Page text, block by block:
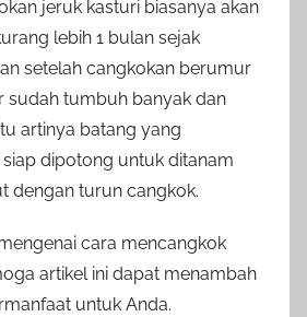
jeruk kasturi biasanya akan
lebih 1 bulan sejak
setelah cangkokan berumur
sudah tumbuh banyak dan
artinya batang yang
dipotong untuk ditanam
dengan turun cangkok.
cara mencangkok
artikel ini dapat menambah
untuk Anda.